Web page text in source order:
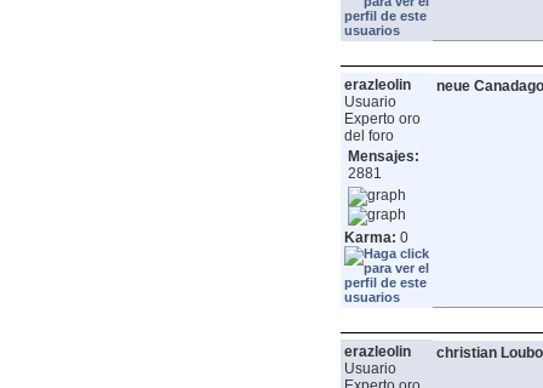
erazleolin
Usuario
Experto oro
del foro
Mensajes:
2881
Karma: 0
neue
erazleolin
Usuario
christian